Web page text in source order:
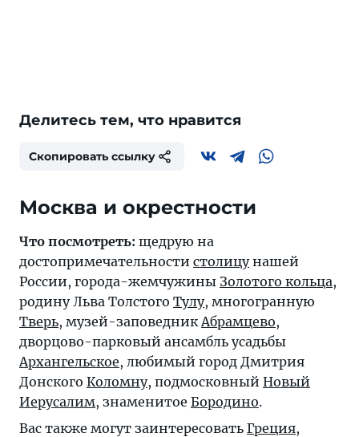
Делитесь тем, что нравится
Скопировать ссылку
Москва и окрестности
Что посмотреть: щедрую на
достопримечательности столицунашей
России, города-жемчужины Золотого кольца,
родину Льва Толстого Тулу, многогранную
Тверь, музей-заповедникАбрамцево,
дворцово-парковый ансамбль усадьбы
Архангельское, любимый город Дмитрия
Донского Коломну, подмосковный Новый
Иерусалим, знаменитое Бородино.
Вас также могут заинтересовать Греция,